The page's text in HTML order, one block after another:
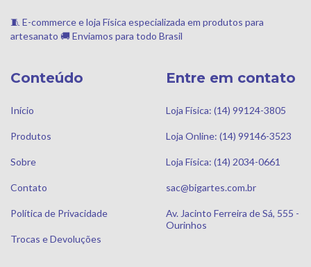
🧵 E-commerce e loja Física especializada em produtos para
artesanato 🚚 Enviamos para todo Brasil
Conteúdo
Início
Produtos
Sobre
Contato
Política de Privacidade
Trocas e Devoluções
Entre em contato
Loja Física: (14) 99124-3805
Loja Online: (14) 99146-3523
Loja Física: (14) 2034-0661
sac@bigartes.com.br
Av. Jacinto Ferreira de Sá, 555 -
Ourinhos